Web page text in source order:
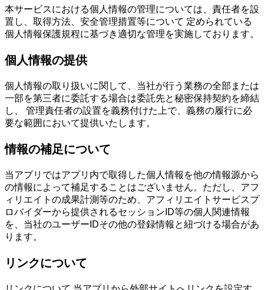
本サービスにおける個人情報の管理については、責任者を設
置し、取得方法、安全管理措置等について 定められている
個人情報保護規程に基づき適切な管理を実施しております。
個人情報の提供
個人情報の取り扱いに関して、当社が行う業務の全部または
一部を第三者に委託する場合は委託先と秘密保持契約を締結
し、 管理責任者の設置を義務付けた上で、義務の履行に必
要な範囲において提供いたします。
情報の補足について
当アプリではアプリ内で取得した個人情報を他の情報源から
の情報によって補足することはございません。ただし、アフ
ィリエイトの成果計測等のため、アフィリエイトサービスプ
ロバイダーから提供されるセッションID等の個人関連情報
を、当社のユーザーIDその他の登録情報と紐づける場合があ
ります。
リンクについて